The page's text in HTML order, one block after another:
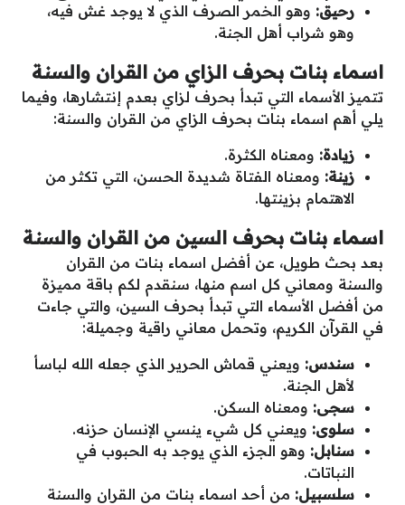
رحيق: وهو الخمر الصرف الذي لا يوجد غش فيه،
وهو شراب أهل الجنة.
اسماء بنات بحرف الزاي من القران والسنة
تتميز الأسماء التي تبدأ بحرف لزاي بعدم إنتشارها، وفيما
يلي أهم اسماء بنات بحرف الزاي من القران والسنة:
زيادة: ومعناه الكثرة.
زينة: ومعناه الفتاة شديدة الحسن، التي تكثر من
الاهتمام بزينتها.
اسماء بنات بحرف السين من القران والسنة
بعد بحث طويل، عن أفضل اسماء بنات من القران
والسنة ومعاني كل اسم منها، سنقدم لكم باقة مميزة
من أفضل الأسماء التي تبدأ بحرف السين، والتي جاءت
في القرآن الكريم، وتحمل معاني راقية وجميلة:
سندس: ويعني قماش الحرير الذي جعله الله لباسأ
لأهل الجنة.
سجى: ومعناه السكن.
سلوى: ويعني كل شيء ينسي الإنسان حزنه.
سنابل: وهو الجزء الذي يوجد به الحبوب في
النباتات.
سلسبيل: من أحد اسماء بنات من القران والسنة